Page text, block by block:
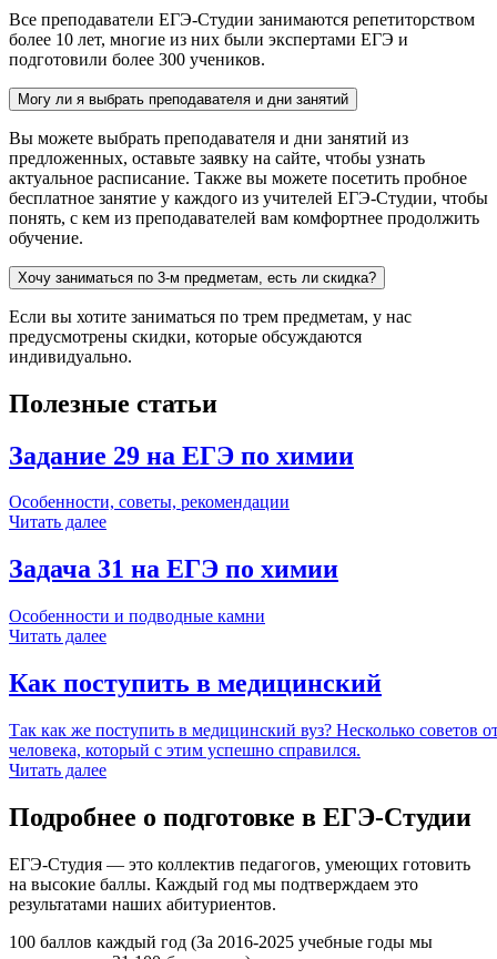
Все преподаватели ЕГЭ-Студии занимаются репетиторством
более 10 лет, многие из них были экспертами ЕГЭ и
подготовили более 300 учеников.
Могу ли я выбрать преподавателя и дни занятий
Вы можете выбрать преподавателя и дни занятий из
предложенных, оставьте заявку на сайте, чтобы узнать
актуальное расписание. Также вы можете посетить пробное
бесплатное занятие у каждого из учителей ЕГЭ-Студии, чтобы
понять, с кем из преподавателей вам комфортнее продолжить
обучение.
Хочу заниматься по 3-м предметам, есть ли скидка?
Если вы хотите заниматься по трем предметам, у нас
предусмотрены скидки, которые обсуждаются
индивидуально.
Полезные статьи
Задание 29 на ЕГЭ по химии
Особенности, советы, рекомендации
Читать далее
Задача 31 на ЕГЭ по химии
Особенности и подводные камни
Читать далее
Как поступить в медицинский
Так как же поступить в медицинский вуз? Несколько советов
человека, который с этим успешно справился.
Читать далее
Подробнее о подготовке в ЕГЭ-Студии
ЕГЭ-Студия — это коллектив педагогов, умеющих готовить
на высокие баллы. Каждый год мы подтверждаем это
результатами наших абитуриентов.
100 баллов каждый год (За 2016-2025 учебные годы мы